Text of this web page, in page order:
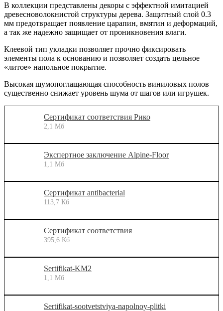
В коллекции представлены декоры с эффектной имитацией
древесноволокнистой структуры дерева. Защитный слой 0.3
мм предотвращает появление царапин, вмятин и деформаций,
а так же надежно защищает от проникновения влаги.
Клеевой тип укладки позволяет прочно фиксировать
элементы пола к основанию и позволяет создать цельное
«литое» напольное покрытие.
Высокая шумопоглащающая способность виниловых полов
существенно снижает уровень шума от шагов или игрушек.
Сертификат соответствия Рико
2,1 Мб
Экспертное заключение Alpine-Floor
1,1 Мб
Сертификат antibacterial
113,7 Кб
Сертификат соответствия
395,6 Кб
Sertifikat-KM2
1,1 Мб
Sertifikat-sootvetstviya-napolnoy-plitki